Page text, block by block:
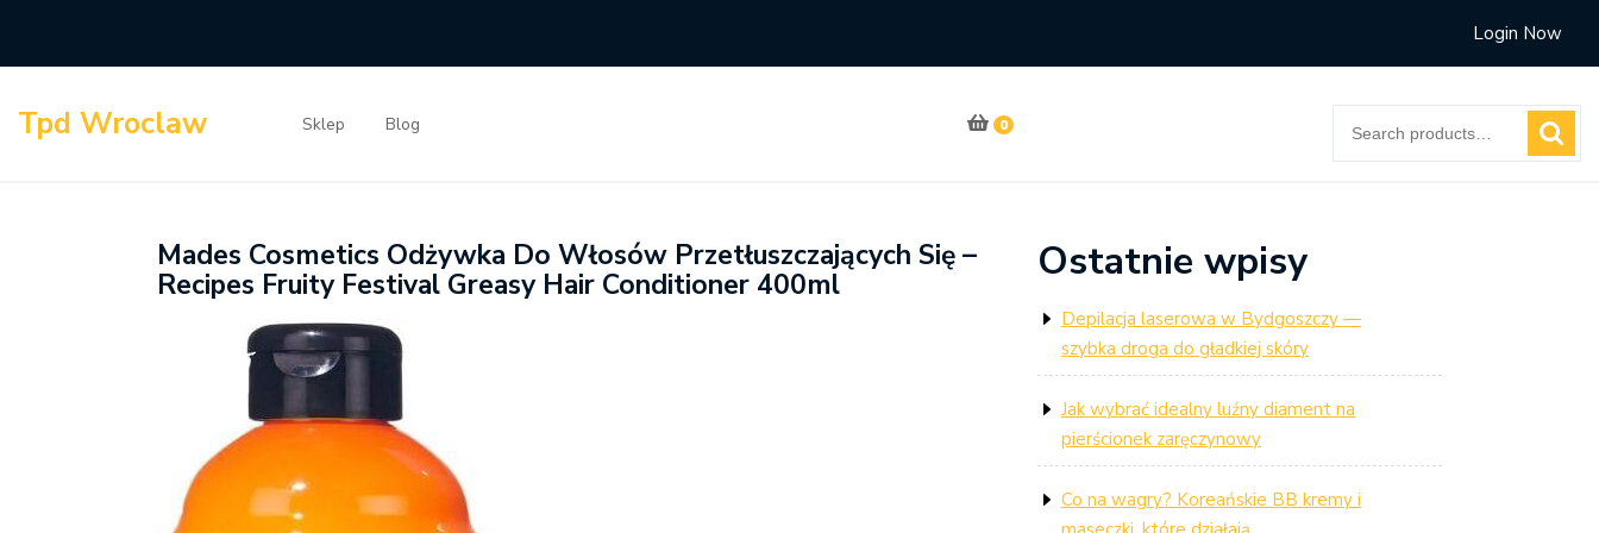
content
Login Now
Tpd Wroclaw Sklep Blog 0
for:
Mades Cosmetics Odżywka Do Włosów Przetłuszczających Się –
Recipes Fruity Festival Greasy Hair Conditioner 400ml
Ostatnie wpisy
Depilacja laserowa w Bydgoszczy —
szybka droga do gładkiej skóry
Jak wybrać idealny luźny diament na
pierścionek zaręczynowy
Co na wagry? Koreańskie BB kremy i